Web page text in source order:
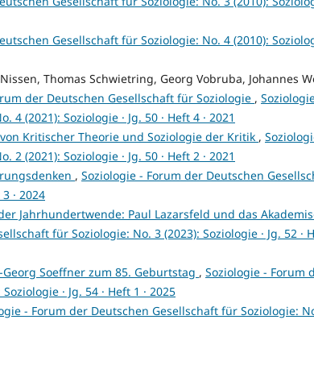
Gesellschaft für Soziologie: No. 4 (2010):
Thomas Schwietring, Georg Vobruba, Johannes
der Deutschen Gesellschaft für Soziologie ,
(2021): Soziologie · Jg. 50 · Heft 4 · 2021
Kritischer Theorie und Soziologie der Kritik ,
(2021): Soziologie · Jg. 50 · Heft 2 · 2021
, Soziologie - Forum der Deutschen
· 2024
Jahrhundertwende: Paul Lazarsfeld und das
für Soziologie: No. 3 (2023): Soziologie · Jg. 52 ·
Soeffner zum 85. Geburtstag , Soziologie - Forum
· Jg. 54 · Heft 1 · 2025
- Forum der Deutschen Gesellschaft für Soziologie: